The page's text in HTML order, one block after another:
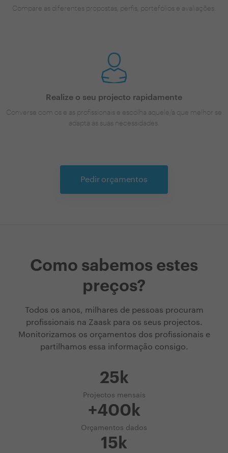
Compare as diferentes propostas, perfis, portefólios e avaliações.
Realize o seu projecto rapidamente
Converse com os e as profissionais e escolha aquele/a que melhor se
adapta às suas necessidades.
Pedir orçamentos
Como sabemos estes
preços?
Todos os anos, milhares de pessoas procuram
profissionais na Zaask para os seus projectos.
Monitorizamos os orçamentos dos profissionais e
partilhamos essa informação consigo.
25k
Projectos mensais
+400k
Orçamentos dados
15k